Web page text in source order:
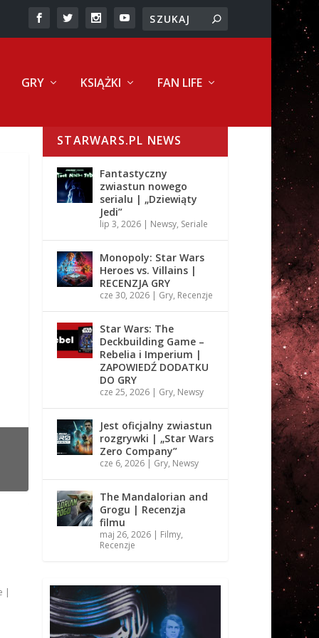
GRY KSIĄŻKI FAN LIFE
|
STARWARS.PL NEWS
Fantastyczny
zwiastun nowego
serialu | „Dziewiąty
Jedi”
lip 3, 2026 | Newsy, Seriale
Monopoly: Star Wars
Heroes vs. Villains |
RECENZJA GRY
cze 30, 2026 | Gry, Recenzje
Star Wars: The
Deckbuilding Game –
Rebelia i Imperium |
ZAPOWIEDŹ DODATKU
DO GRY
cze 25, 2026 | Gry, Newsy
Jest oficjalny zwiastun
rozgrywki | „Star Wars
Zero Company”
cze 6, 2026 | Gry, Newsy
The Mandalorian and
Grogu | Recenzja
filmu
maj 26, 2026 | Filmy,
Recenzje